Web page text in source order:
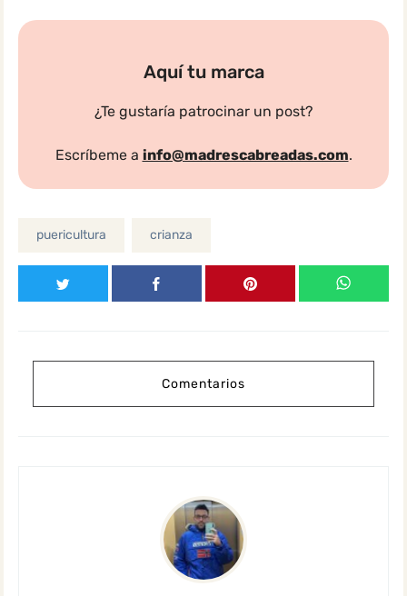
Aquí tu marca
¿Te gustaría patrocinar un post?
Escríbeme a info@madrescabreadas.com.
puericultura crianza
Comentarios